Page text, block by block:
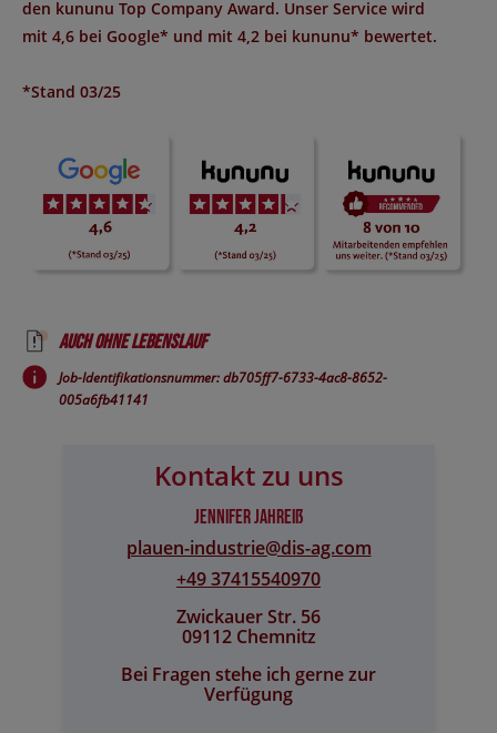
den kununu Top Company Award. Unser Service wird
mit 4,6 bei Google* und mit 4,2 bei kununu* bewertet.
*Stand 03/25
Auch ohne Lebenslauf
Job-Identifikationsnummer: db705ff7-6733-4ac8-8652-
005a6fb41141
Kontakt zu uns
Jennifer Jahreiß
plauen-industrie@​dis-ag.com
+49 37415540970
Zwickauer Str. 56
09112 Chemnitz
Bei Fragen stehe ich gerne zur
Verfügung